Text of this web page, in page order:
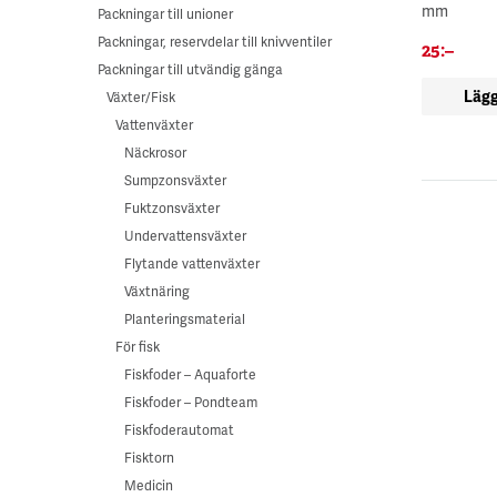
Packningar till unioner
Packningar, reservdelar till knivventiler
Packningar till utvändig gänga
Växter/Fisk
Vattenväxter
Näckrosor
Sumpzonsväxter
Fuktzonsväxter
Undervattensväxter
Flytande vattenväxter
Växtnäring
Planteringsmaterial
För fisk
Fiskfoder – Aquaforte
Fiskfoder – Pondteam
Fiskfoderautomat
Fisktorn
Medicin
mm
25:–